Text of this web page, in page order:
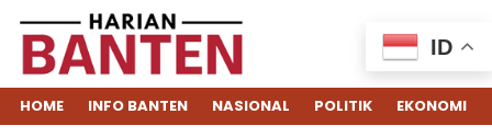
HOME INFO BANTEN NASIONAL POLITIK EKONOMI
ID